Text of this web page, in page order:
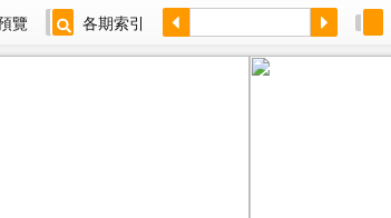
覽 各期索引